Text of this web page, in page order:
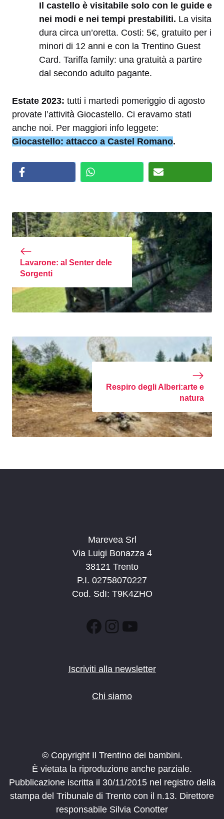
Il castello è visitabile solo con le guide e
nei modi e nei tempi prestabiliti. La visita
dura circa un’oretta. Costi: 5€, gratuito per i
minori di 12 anni e con la Trentino Guest
Card. Tariffa family: una gratuità a partire
dal secondo adulto pagante.
Estate 2023: tutti i martedì pomeriggio di agosto
provate l’attività Giocastello. Ci eravamo stati
anche noi. Per maggiori info leggete:
Giocastello: attacco a Castel Romano.
Lavarone: al Senter dele
Sorgenti
Respiro degli Alberi:arte e
natura
Marevea Srl
Via Luigi Bonazza 4
38121 Trento
P.I. 02758070227
Cod. SdI: T9K4ZHO
Facebook
Instagram
YouTube
Iscriviti alla newsletter
Chi siamo
© Copyright Il Trentino dei bambini.
È vietata la riproduzione anche parziale.
Pubblicazione iscritta il 30/11/2015 nel registro della
stampa del Tribunale di Trento con il n.13. Direttore
responsabile Silvia Conotter